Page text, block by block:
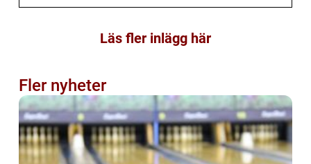
Läs fler inlägg här
Fler nyheter